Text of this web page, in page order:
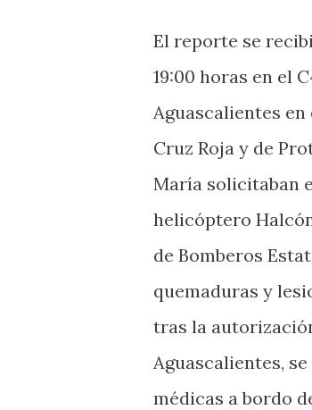
El reporte se
19:00 horas en el
Aguascalientes
Cruz Roja y de
María solicitaban
helicóptero
de Bomberos
quemaduras y
tras la
Aguascalientes,
médicas a bordo